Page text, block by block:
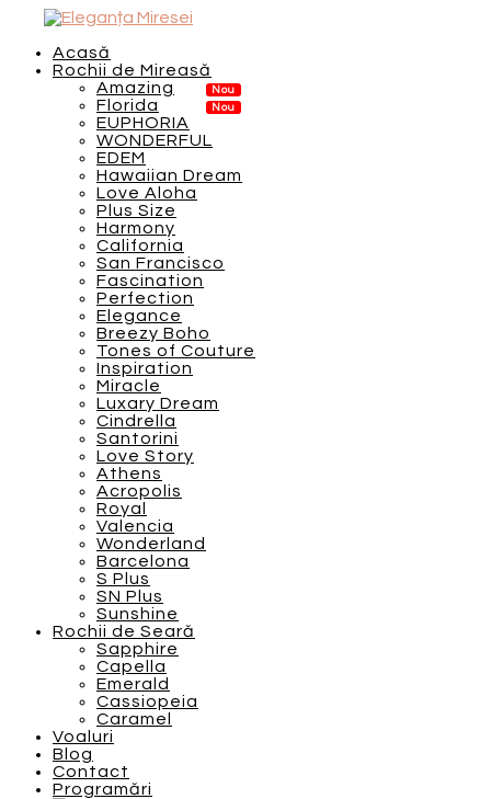
Acasă
Rochii de Mireasă
Amazing
Florida
EUPHORIA
WONDERFUL
EDEM
Hawaiian Dream
Love Aloha
Plus Size
Harmony
California
San Francisco
Fascination
Perfection
Elegance
Breezy Boho
Tones of Couture
Inspiration
Miracle
Luxary Dream
Cindrella
Santorini
Love Story
Athens
Acropolis
Royal
Valencia
Wonderland
Barcelona
S Plus
SN Plus
Sunshine
Rochii de Seară
Sapphire
Capella
Emerald
Cassiopeia
Caramel
Voaluri
Blog
Contact
Programări